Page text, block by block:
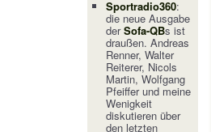
Sportradio360:
die neue Ausgabe
derSofa-QBs ist
draußen. Andreas
Renner, Walter
Reiterer, Nicols
Martin, Wolfgang
Pfeiffer und meine
Wenigkeit
diskutieren über
den letzten